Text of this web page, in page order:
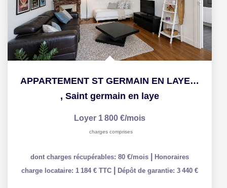
APPARTEMENT ST GERMAIN EN LAYE - 3 pièce(s) - 78.9 m2
, Saint germain en laye
Loyer 1 800 €/mois
charges comprises
dont charges récupérables: 80 €/mois
Honoraires
charge locataire: 1 184 € TTC
Dépôt de garantie: 3 440 €